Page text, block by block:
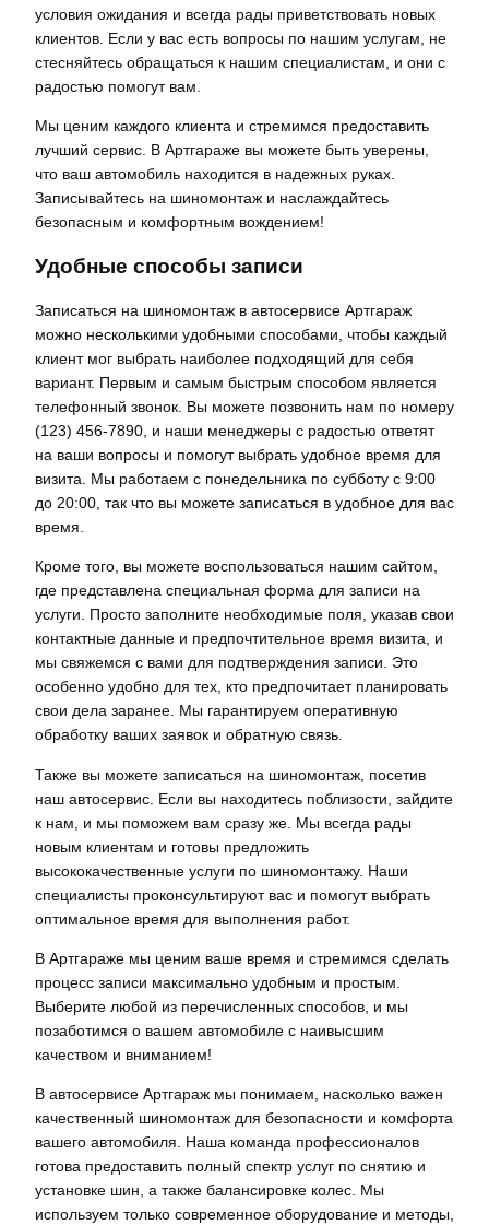
условия ожидания и всегда рады приветствовать новых
клиентов. Если у вас есть вопросы по нашим услугам, не
стесняйтесь обращаться к нашим специалистам, и они с
радостью помогут вам.
Мы ценим каждого клиента и стремимся предоставить
лучший сервис. В Артгараже вы можете быть уверены,
что ваш автомобиль находится в надежных руках.
Записывайтесь на шиномонтаж и наслаждайтесь
безопасным и комфортным вождением!
Удобные способы записи
Записаться на шиномонтаж в автосервисе Артгараж
можно несколькими удобными способами, чтобы каждый
клиент мог выбрать наиболее подходящий для себя
вариант. Первым и самым быстрым способом является
телефонный звонок. Вы можете позвонить нам по номеру
(123) 456-7890, и наши менеджеры с радостью ответят
на ваши вопросы и помогут выбрать удобное время для
визита. Мы работаем с понедельника по субботу с 9:00
до 20:00, так что вы можете записаться в удобное для вас
время.
Кроме того, вы можете воспользоваться нашим сайтом,
где представлена специальная форма для записи на
услуги. Просто заполните необходимые поля, указав свои
контактные данные и предпочтительное время визита, и
мы свяжемся с вами для подтверждения записи. Это
особенно удобно для тех, кто предпочитает планировать
свои дела заранее. Мы гарантируем оперативную
обработку ваших заявок и обратную связь.
Также вы можете записаться на шиномонтаж, посетив
наш автосервис. Если вы находитесь поблизости, зайдите
к нам, и мы поможем вам сразу же. Мы всегда рады
новым клиентам и готовы предложить
высококачественные услуги по шиномонтажу. Наши
специалисты проконсультируют вас и помогут выбрать
оптимальное время для выполнения работ.
В Артгараже мы ценим ваше время и стремимся сделать
процесс записи максимально удобным и простым.
Выберите любой из перечисленных способов, и мы
позаботимся о вашем автомобиле с наивысшим
качеством и вниманием!
В автосервисе Артгараж мы понимаем, насколько важен
качественный шиномонтаж для безопасности и комфорта
вашего автомобиля. Наша команда профессионалов
готова предоставить полный спектр услуг по снятию и
установке шин, а также балансировке колес. Мы
используем только современное оборудование и методы,